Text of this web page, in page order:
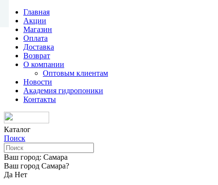
Главная
Акции
Магазин
Оплата
Доставка
Возврат
О компании
Оптовым клиентам
Новости
Академия гидропоники
Контакты
Каталог
Поиск
Ваш город: Самара
Ваш город Самара?
Да Нет